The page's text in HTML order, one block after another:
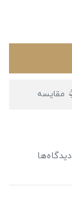
مقایسه
دیدگاه‌ها